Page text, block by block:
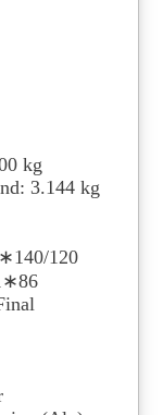
kg
3.144 kg
120